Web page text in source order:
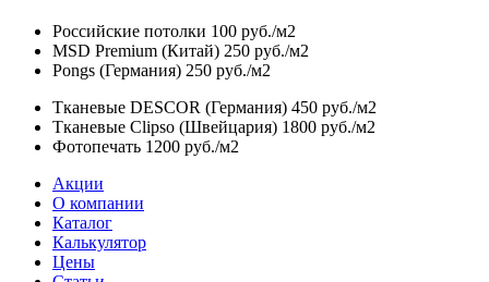
Российские потолки 100 руб./м2
MSD Premium (Китай) 250 руб./м2
Pongs (Германия) 250 руб./м2
Тканевые DESCOR (Германия) 450 руб./м2
Тканевые Clipso (Швейцария) 1800 руб./м2
Фотопечать 1200 руб./м2
Акции
О компании
Каталог
Калькулятор
Цены